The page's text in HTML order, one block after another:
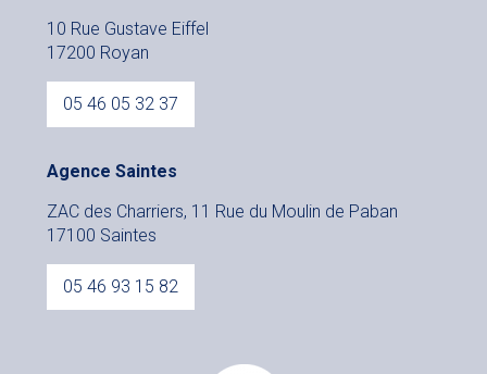
10 Rue Gustave Eiffel
17200 Royan
05 46 05 32 37
Agence Saintes
ZAC des Charriers, 11 Rue du Moulin de Paban
17100 Saintes
05 46 93 15 82